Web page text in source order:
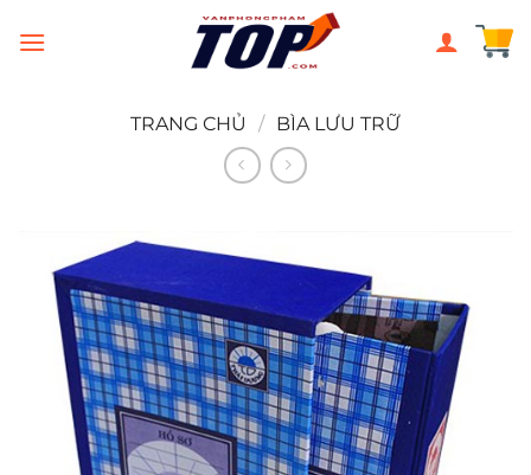
đến
TRANG CHỦ
/ BÌA LƯU TRỮ